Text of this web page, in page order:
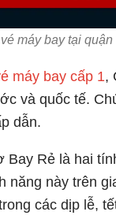
máy bay tại
máy bay cấp 1,
và quốc tế.
dẫn.
Rẻ là hai
năng này trên
các dịp lễ,